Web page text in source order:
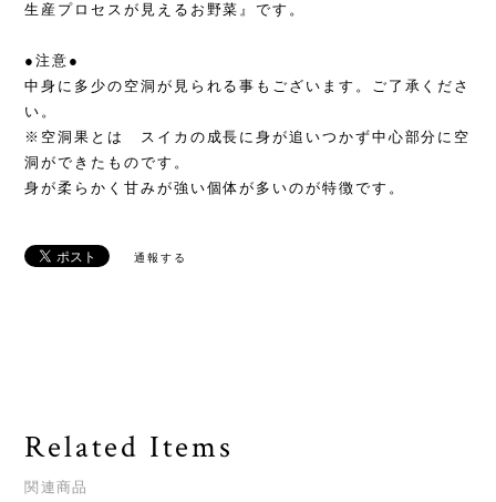
生産プロセスが見えるお野菜』です。
●注意●
中身に多少の空洞が見られる事もございます。ご了承くださ
い。
※空洞果とは スイカの成長に身が追いつかず中心部分に空
洞ができたものです。
身が柔らかく甘みが強い個体が多いのが特徴です。
通報する
Related Items
関連商品